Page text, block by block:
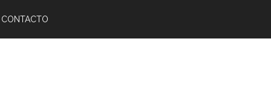
CONTACTO